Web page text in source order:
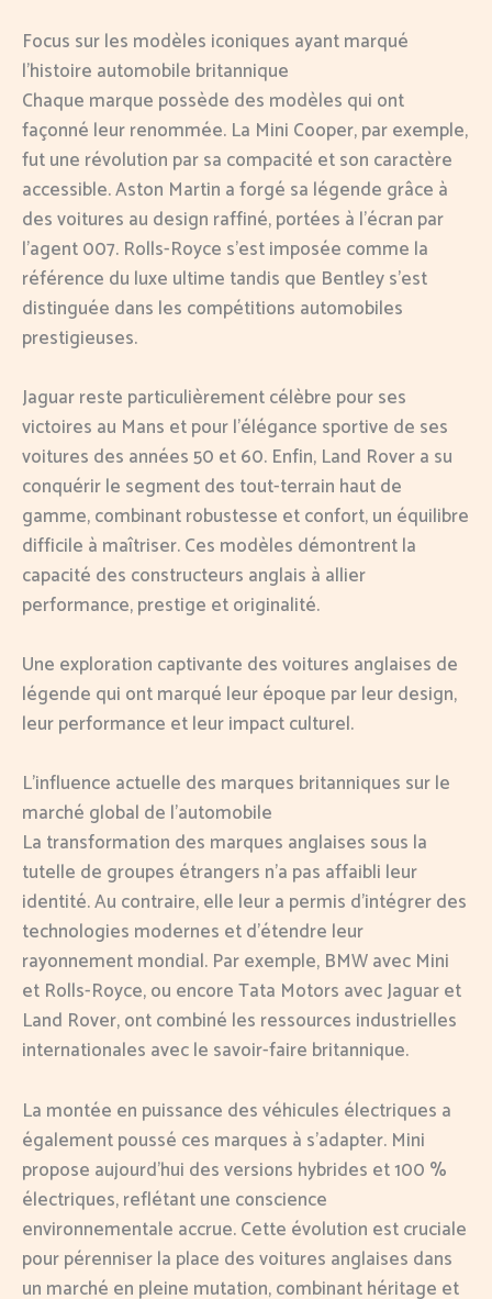
Focus sur les modèles iconiques ayant marqué
l’histoire automobile britannique
Chaque marque possède des modèles qui ont
façonné leur renommée. La Mini Cooper, par exemple,
fut une révolution par sa compacité et son caractère
accessible. Aston Martin a forgé sa légende grâce à
des voitures au design raffiné, portées à l’écran par
l’agent 007. Rolls-Royce s’est imposée comme la
référence du luxe ultime tandis que Bentley s’est
distinguée dans les compétitions automobiles
prestigieuses.
Jaguar reste particulièrement célèbre pour ses
victoires au Mans et pour l’élégance sportive de ses
voitures des années 50 et 60. Enfin, Land Rover a su
conquérir le segment des tout-terrain haut de
gamme, combinant robustesse et confort, un équilibre
difficile à maîtriser. Ces modèles démontrent la
capacité des constructeurs anglais à allier
performance, prestige et originalité.
Une exploration captivante des voitures anglaises de
légende qui ont marqué leur époque par leur design,
leur performance et leur impact culturel.
L’influence actuelle des marques britanniques sur le
marché global de l’automobile
La transformation des marques anglaises sous la
tutelle de groupes étrangers n’a pas affaibli leur
identité. Au contraire, elle leur a permis d’intégrer des
technologies modernes et d’étendre leur
rayonnement mondial. Par exemple, BMW avec Mini
et Rolls-Royce, ou encore Tata Motors avec Jaguar et
Land Rover, ont combiné les ressources industrielles
internationales avec le savoir-faire britannique.
La montée en puissance des véhicules électriques a
également poussé ces marques à s’adapter. Mini
propose aujourd’hui des versions hybrides et 100 %
électriques, reflétant une conscience
environnementale accrue. Cette évolution est cruciale
pour pérenniser la place des voitures anglaises dans
un marché en pleine mutation, combinant héritage et